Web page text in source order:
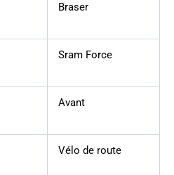
Braser
Sram Force
Avant
Vélo de route